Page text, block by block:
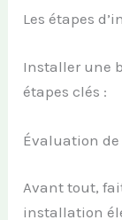
Les étapes
Installer une
étapes clés :
Évaluation
Avant tout,
installation